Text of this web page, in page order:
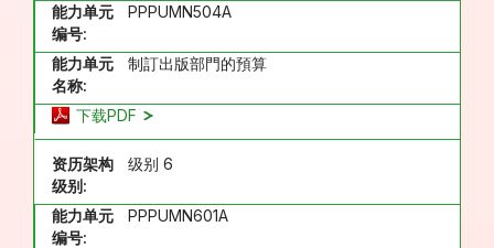
能力单元
编号:
PPPUMN504A
能力单元
名称:
制訂出版部門的預算
下载PDF
资历架构
级别:
级别 6
能力单元
编号:
PPPUMN601A